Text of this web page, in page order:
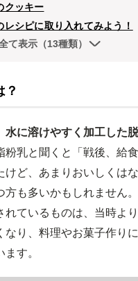
クッキー
シピに取り入れてみよう！
て表示（13種類）
？
水に溶けやすく加工した
粉乳と聞くと「戦後、給
けど、あまりおいしくは
方も多いかもしれません
れているものは、当時よ
なり、料理やお菓子作り
す。